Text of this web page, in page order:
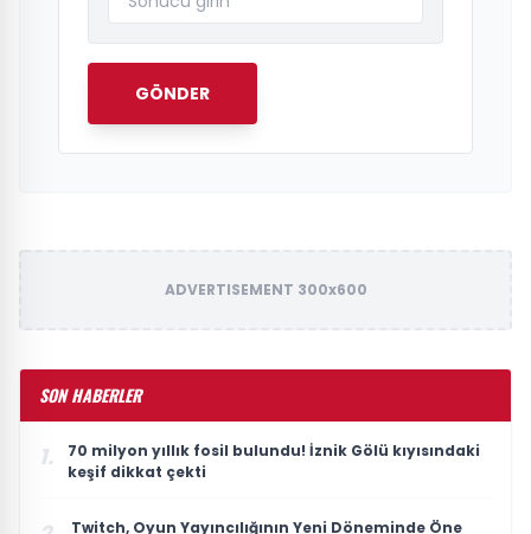
GÖNDER
ADVERTISEMENT 300x600
SON HABERLER
1.
70 milyon yıllık fosil bulundu! İznik Gölü kıyısındaki
keşif dikkat çekti
Twitch, Oyun Yayıncılığının Yeni Döneminde Öne